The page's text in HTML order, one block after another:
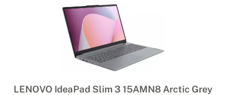
LENOVO IdeaPad Slim 3 15AMN8 Arctic Grey